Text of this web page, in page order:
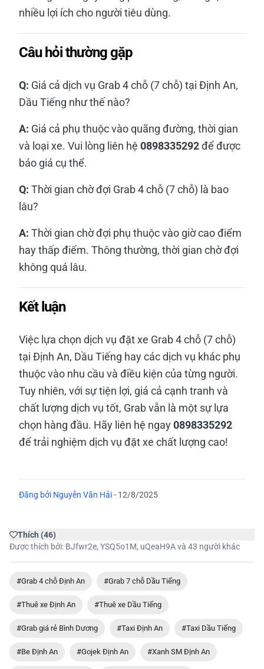
nhiều lợi ích cho người tiêu dùng.
Câu hỏi thường gặp
Q: Giá cả dịch vụ Grab 4 chỗ (7 chỗ) tại Định An,
Dầu Tiếng như thế nào?
A: Giá cả phụ thuộc vào quãng đường, thời gian
và loại xe. Vui lòng liên hệ 0898335292để được
báo giá cụ thể.
Q: Thời gian chờ đợi Grab 4 chỗ (7 chỗ) là bao
lâu?
A: Thời gian chờ đợi phụ thuộc vào giờ cao điểm
hay thấp điểm. Thông thường, thời gian chờ đợi
không quá lâu.
Kết luận
Việc lựa chọn dịch vụ đặt xe Grab 4 chỗ (7 chỗ)
tại Định An, Dầu Tiếng hay các dịch vụ khác phụ
thuộc vào nhu cầu và điều kiện của từng người.
Tuy nhiên, với sự tiện lợi, giá cả cạnh tranh và
chất lượng dịch vụ tốt, Grab vẫn là một sự lựa
chọn hàng đầu. Hãy liên hệ ngay0898335292
để trải nghiệm dịch vụ đặt xe chất lượng cao!
Đăng bởi Nguyễn Văn Hải- 12/8/2025
Thích (46)
Được thích bởi: BJfwr2e, YSQ5o1M, uQeaH9Avà 43 người khác
#Grab 4 chỗ Định An #Grab 7 chỗ Dầu Tiếng
#Thuê xe Định An #Thuê xe Dầu Tiếng
#Grab giá rẻ Bình Dương #Taxi Định An #Taxi Dầu Tiếng
#Be Định An #Gojek Định An #Xanh SM Định An